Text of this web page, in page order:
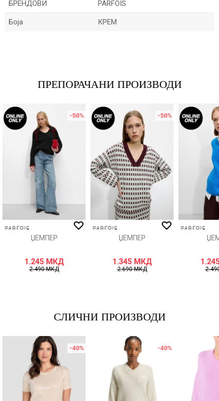
БРЕНДОВИ PARFOIS
Боја КРЕМ
ИСПРАТИ
ПРЕПОРАЧАНИ ПРОИЗВОДИ
-50%
ЏЕМПЕР
1.245 МКД
2.490МКД
-50%
ЏЕМПЕР
1.345 МКД
2.690МКД
СЛИЧНИ ПРОИЗВОДИ
-40% -40%